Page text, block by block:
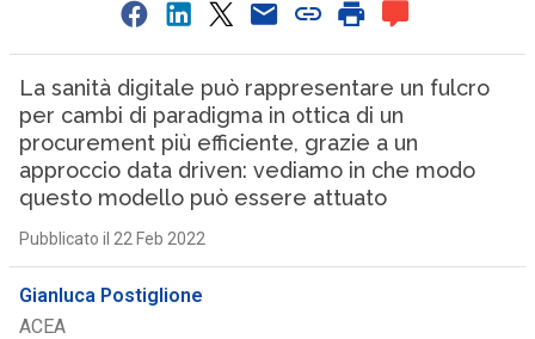
La sanità digitale può rappresentare un fulcro
per cambi di paradigma in ottica di un
procurement più efficiente, grazie a un
approccio data driven: vediamo in che modo
questo modello può essere attuato
Pubblicato il 22 Feb 2022
Gianluca Postiglione
ACEA